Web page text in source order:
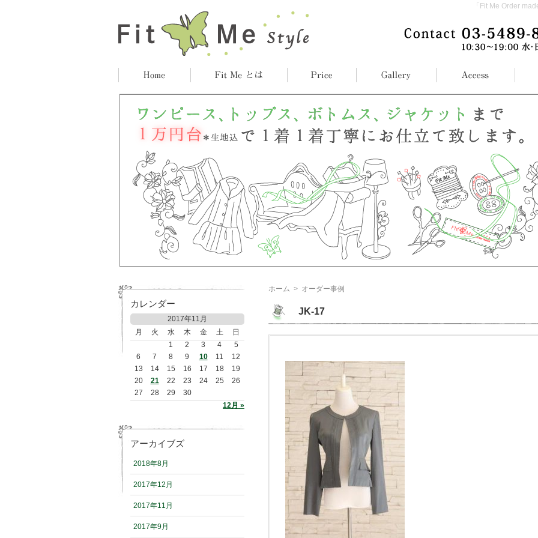
「Fit Me Order
ホーム > オーダー事例
JK-17
カレンダー
2017年11月
月
火 水 木 金 土 日
12月 »
1 2 3 4
5
6
7 8 9 10 11
12
13
14 15 16 17 18
19
20
21 22 23 24 25
26
27
28 29 30
アーカイブズ
2018年8月
2017年12月
2017年11月
2017年9月